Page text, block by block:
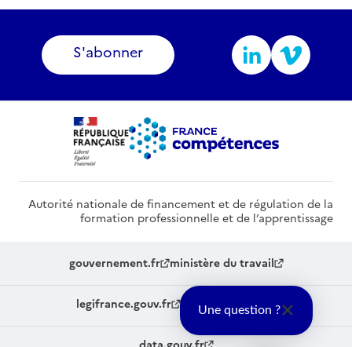
S'abonner
Autorité nationale de financement et de régulation de la
formation professionnelle et de l’apprentissage
gouvernement.fr ministère du travail
legifrance.gouv.fr service-public.fr
Une question ?